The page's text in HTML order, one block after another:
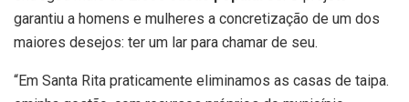
garantiu a homens e mulheres a concretização de um dos
maiores desejos: ter um lar para chamar de seu.
“Em Santa Rita praticamente eliminamos as casas de taipa.